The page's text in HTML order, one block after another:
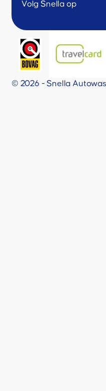
Volg Snella op
© 2026 - Snella Autowas